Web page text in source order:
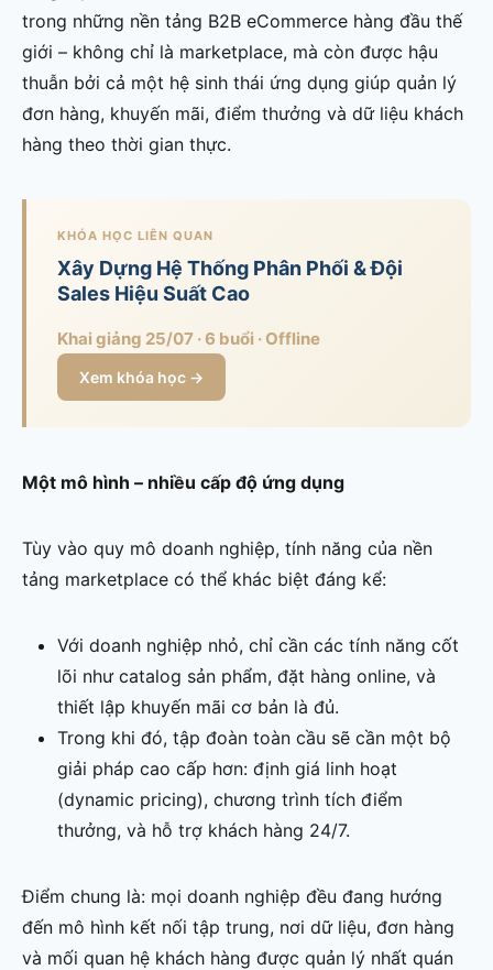
trong những nền tảng B2B eCommerce hàng đầu thế
giới – không chỉ là marketplace, mà còn được hậu
thuẫn bởi cả một hệ sinh thái ứng dụng giúp quản lý
đơn hàng, khuyến mãi, điểm thưởng và dữ liệu khách
hàng theo thời gian thực.
KHÓA HỌC LIÊN QUAN
Xây Dựng Hệ Thống Phân Phối & Đội
Sales Hiệu Suất Cao
Khai giảng 25/07 · 6 buổi · Offline
Xem khóa học →
Một mô hình – nhiều cấp độ ứng dụng
Tùy vào quy mô doanh nghiệp, tính năng của nền
tảng marketplace có thể khác biệt đáng kể:
Với doanh nghiệp nhỏ, chỉ cần các tính năng cốt
lõi như catalog sản phẩm, đặt hàng online, và
thiết lập khuyến mãi cơ bản là đủ.
Trong khi đó, tập đoàn toàn cầu sẽ cần một bộ
giải pháp cao cấp hơn: định giá linh hoạt
(dynamic pricing), chương trình tích điểm
thưởng, và hỗ trợ khách hàng 24/7.
Điểm chung là: mọi doanh nghiệp đều đang hướng
đến mô hình kết nối tập trung, nơi dữ liệu, đơn hàng
và mối quan hệ khách hàng được quản lý nhất quán